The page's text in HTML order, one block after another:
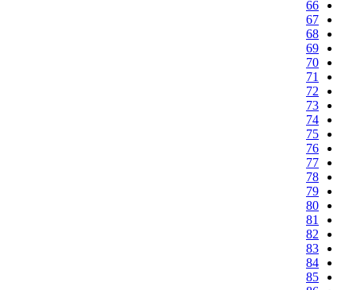
66
67
68
69
70
71
72
73
74
75
76
77
78
79
80
81
82
83
84
85